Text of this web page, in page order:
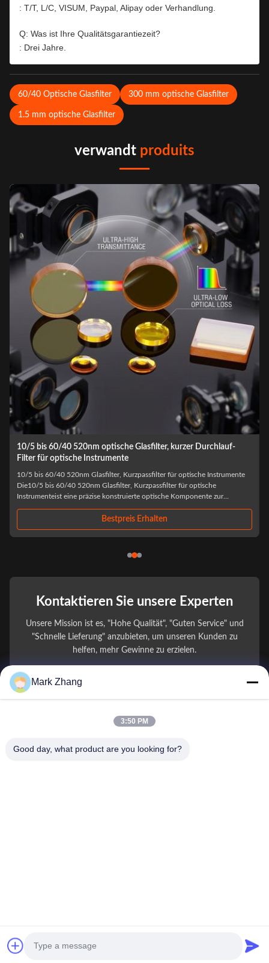
: T/T, L/C, VISUM, Paypal, Alipay oder Verhandlung.
Q: Was ist Ihre Qualitätsgarantiezeit?
: Drei Jahre.
60/40 Optische Glasfilter 300 mm optische Glasfilter
1.5 mm optische Glasfilter
verwandt produits
Optisches Glas des Blatt-A5 des Polarisator-RG715 filtert 5mm
bis 200mm
A5 Blechpolarizer RG715 Optische Glasfilter 5 mm bis 200 mm Lineare
Polarisierung A5-Blattpolarisierer pädagogische Physik polarisiertes RG-
715 Glas UV 1/4 Lambda-Filter optisch Optische Glasnotchfilter: 405nm,
Bestpreis Erhalten
Kontaktieren Sie unsere Experten
Unsere Mission ist es, "Hohe Qualität", "Guten Service" und
"Schnelle Lieferung" anzubieten, um unseren Kunden zu
helfen, mehr Gewinne zu erzielen.
Ihr Name
Firmenname
Mark Zhang
3:50 PM
Good day, what product are you looking for?